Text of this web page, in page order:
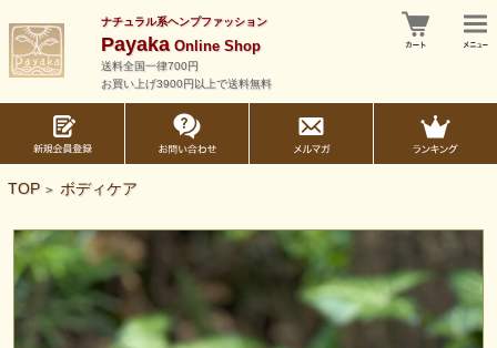
ナチュラル系ヘンプファッション
PayakaOnline Shop
送料全国一律700円
お買い上げ3900円以上で送料無料
TOP > ボディケア